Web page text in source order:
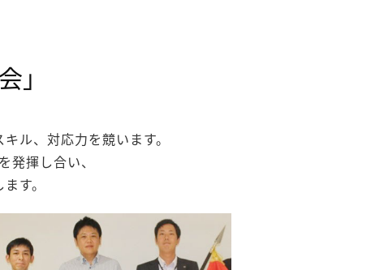
」
ル、対応力を競います。
発揮し合い、
す。